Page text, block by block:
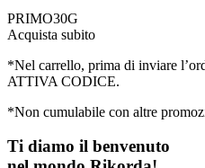
PRIMO30G
Acquista subito
*Nel carrello, prima di inviare
ATTIVA CODICE.
*Non cumulabile con altre
Ti diamo il benvenuto